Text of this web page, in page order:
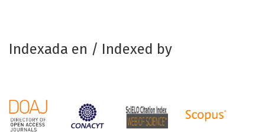
Indexada en / Indexed by